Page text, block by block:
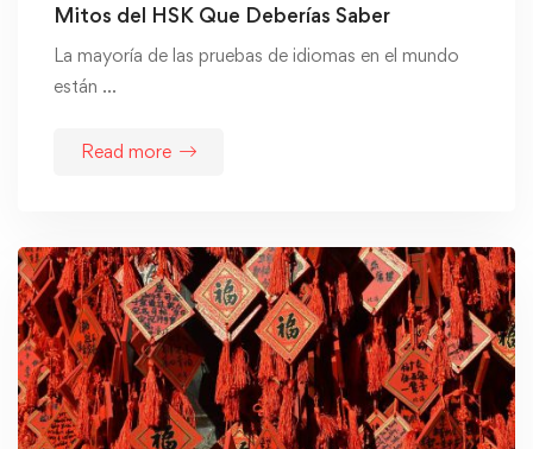
Mitos del HSK Que Deberías Saber
La mayoría de las pruebas de idiomas en el mundo
están …
Read more